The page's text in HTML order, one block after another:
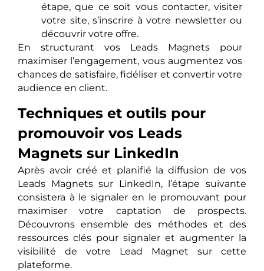
étape, que ce soit vous contacter, visiter
votre site, s’inscrire à votre newsletter ou
découvrir votre offre.
En structurant vos Leads Magnets pour
maximiser l’engagement, vous augmentez vos
chances de satisfaire, fidéliser et convertir votre
audience en client.
Techniques et outils pour
promouvoir vos Leads
Magnets sur LinkedIn
Après avoir créé et planifié la diffusion de vos
Leads Magnets sur LinkedIn, l’étape suivante
consistera à le signaler en le promouvant pour
maximiser votre captation de prospects.
Découvrons ensemble des méthodes et des
ressources clés pour signaler et augmenter la
visibilité de votre Lead Magnet sur cette
plateforme.